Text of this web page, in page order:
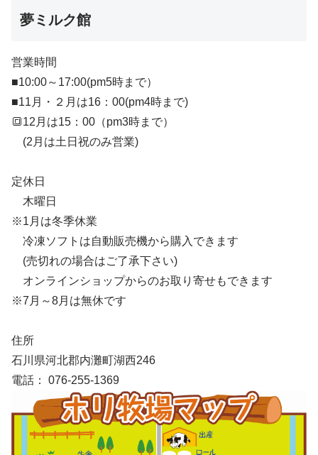
夢ミルク館
営業時間
■10:00～17:00(pm5時まで）
■11月・２月は16：00(pm4時まで)
🔳12月は15：00（pm3時まで）
(2月は土日祝のみ営業)
定休日
木曜日
※1月は冬季休業
冷凍ソフトは自動販売機から購入できます
(売切れの場合はご了承下さい)
オンラインショップからのお取り寄せもできます
※7月～8月は無休です
住所
石川県河北郡内灘町湖西246
電話： 076-255-1369